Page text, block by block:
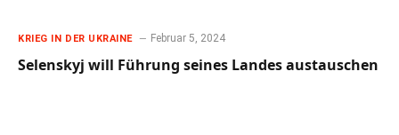
KRIEG IN DER UKRAINE Februar 5, 2024
Selenskyj will Führung seines Landes austauschen